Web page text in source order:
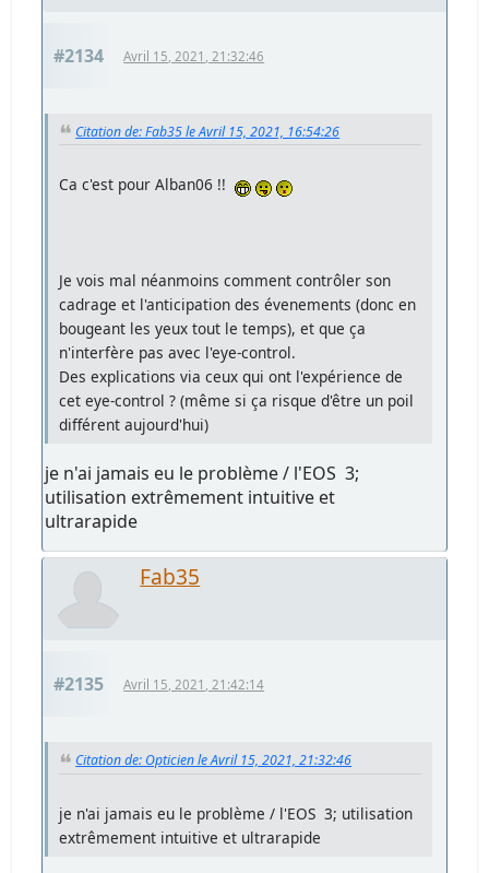
#2134 Avril 15, 2021, 21:32:46
Citation de: Fab35 le Avril 15, 2021, 16:54:26
Ca c'est pour Alban06 !!
Je vois mal néanmoins comment contrôler son
cadrage et l'anticipation des évenements (donc en
bougeant les yeux tout le temps), et que ça
n'interfère pas avec l'eye-control.
Des explications via ceux qui ont l'expérience de
cet eye-control ? (même si ça risque d'être un poil
différent aujourd'hui)
je n'ai jamais eu le problème / l'EOS 3;
utilisation extrêmement intuitive et
ultrarapide
Fab35
#2135 Avril 15, 2021, 21:42:14
Citation de: Opticien le Avril 15, 2021, 21:32:46
je n'ai jamais eu le problème / l'EOS 3; utilisation
extrêmement intuitive et ultrarapide